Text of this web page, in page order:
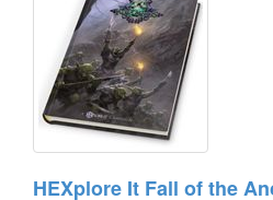
HEXplore It Fall of the